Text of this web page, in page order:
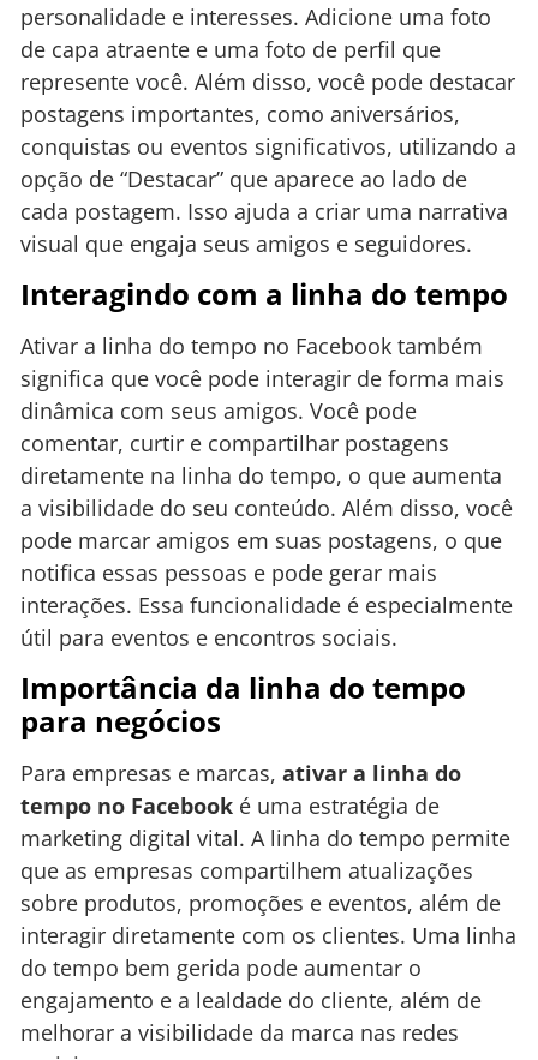
personalidade e interesses. Adicione uma foto
de capa atraente e uma foto de perfil que
represente você. Além disso, você pode destacar
postagens importantes, como aniversários,
conquistas ou eventos significativos, utilizando a
opção de “Destacar” que aparece ao lado de
cada postagem. Isso ajuda a criar uma narrativa
visual que engaja seus amigos e seguidores.
Interagindo com a linha do tempo
Ativar a linha do tempo no Facebook também
significa que você pode interagir de forma mais
dinâmica com seus amigos. Você pode
comentar, curtir e compartilhar postagens
diretamente na linha do tempo, o que aumenta
a visibilidade do seu conteúdo. Além disso, você
pode marcar amigos em suas postagens, o que
notifica essas pessoas e pode gerar mais
interações. Essa funcionalidade é especialmente
útil para eventos e encontros sociais.
Importância da linha do tempo
para negócios
Para empresas e marcas, ativar a linha do
tempo no Facebook é uma estratégia de
marketing digital vital. A linha do tempo permite
que as empresas compartilhem atualizações
sobre produtos, promoções e eventos, além de
interagir diretamente com os clientes. Uma linha
do tempo bem gerida pode aumentar o
engajamento e a lealdade do cliente, além de
melhorar a visibilidade da marca nas redes